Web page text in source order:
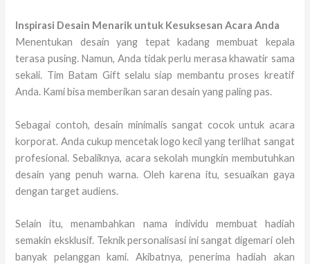
Inspirasi Desain Menarik untuk Kesuksesan Acara Anda
Menentukan desain yang tepat kadang membuat kepala
terasa pusing. Namun, Anda tidak perlu merasa khawatir sama
sekali. Tim Batam Gift selalu siap membantu proses kreatif
Anda. Kami bisa memberikan saran desain yang paling pas.
Sebagai contoh, desain minimalis sangat cocok untuk acara
korporat. Anda cukup mencetak logo kecil yang terlihat sangat
profesional. Sebaliknya, acara sekolah mungkin membutuhkan
desain yang penuh warna. Oleh karena itu, sesuaikan gaya
dengan target audiens.
Selain itu, menambahkan nama individu membuat hadiah
semakin eksklusif. Teknik personalisasi ini sangat digemari oleh
banyak pelanggan kami. Akibatnya, penerima hadiah akan